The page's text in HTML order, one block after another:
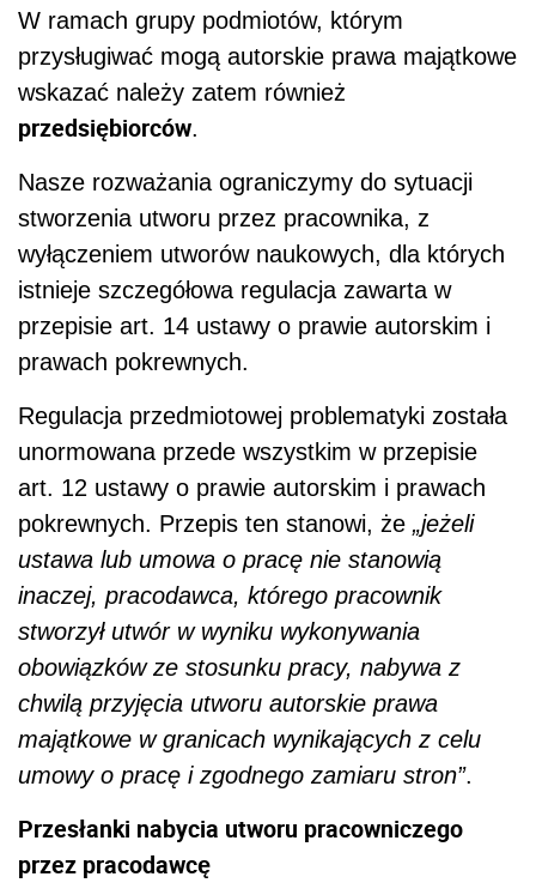
W ramach grupy podmiotów, którym
przysługiwać mogą autorskie prawa majątkowe
wskazać należy zatem również
przedsiębiorców.
Nasze rozważania ograniczymy do sytuacji
stworzenia utworu przez pracownika, z
wyłączeniem utworów naukowych, dla których
istnieje szczegółowa regulacja zawarta w
przepisie art. 14 ustawy o prawie autorskim i
prawach pokrewnych.
Regulacja przedmiotowej problematyki została
unormowana przede wszystkim w przepisie
art. 12 ustawy o prawie autorskim i prawach
pokrewnych. Przepis ten stanowi, że „jeżeli
ustawa lub umowa o pracę nie stanowią
inaczej, pracodawca, którego pracownik
stworzył utwór w wyniku wykonywania
obowiązków ze stosunku pracy, nabywa z
chwilą przyjęcia utworu autorskie prawa
majątkowe w granicach wynikających z celu
umowy o pracę i zgodnego zamiaru stron”.
Przesłanki nabycia utworu pracowniczego
przez pracodawcę